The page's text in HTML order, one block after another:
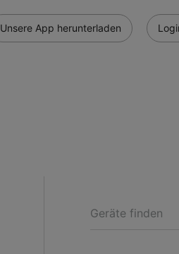
Unsere App herunterladen